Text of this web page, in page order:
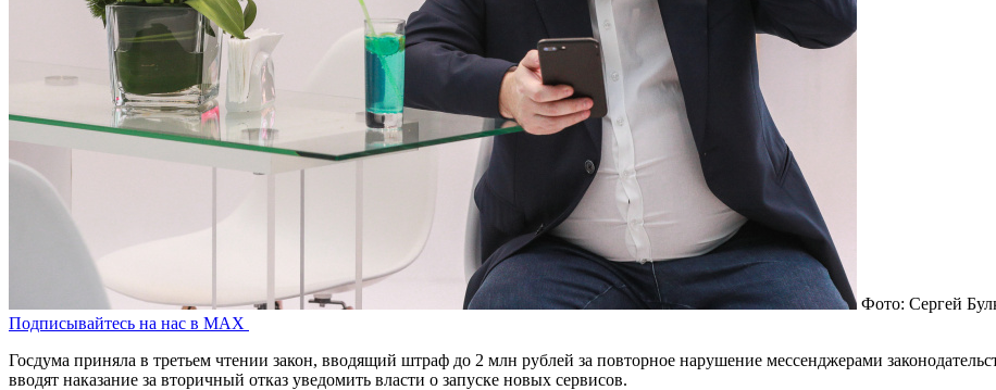
Фото: Сергей
Подписывайтесь на нас в MAX
Госдума приняла в третьем чтении закон, вводящий штраф до 2 млн рублей за повторное нарушение мессенджерами
вводят наказание за вторичный отказ уведомить власти о запуске новых сервисов.